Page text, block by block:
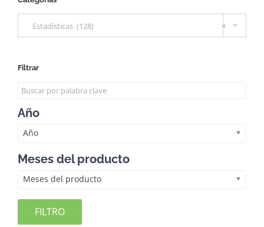
×
Estadísticas (128)
Filtrar
Año
Año
Meses del producto
Meses del producto
FILTRO